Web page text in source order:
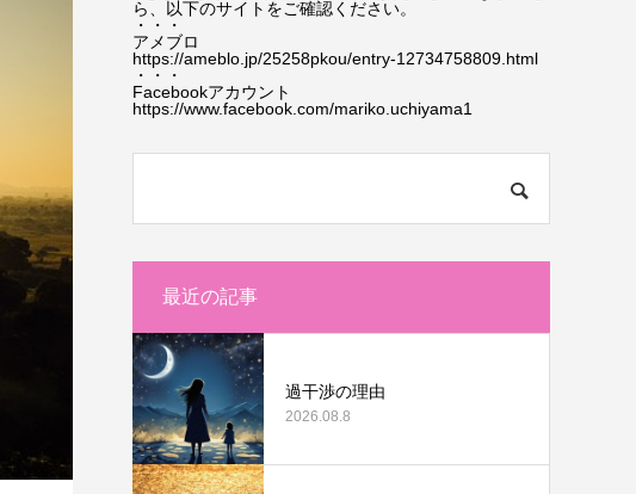
ら、以下のサイトをご確認ください。
・・・
アメブロ
https://ameblo.jp/25258pkou/entry-12734758809.html
・・・
Facebookアカウント
https://www.facebook.com/mariko.uchiyama1
最近の記事
過干渉の理由
2026.08.8